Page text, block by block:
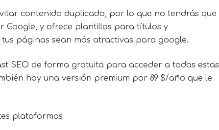
contenido duplicado, por lo que no tendrás que
y ofrece plantillas para títulos y
páginas sean más atractivas para google.
SEO de forma gratuita para acceder a todas estas
hay una versión premium por 89 $/año que le
plataformas